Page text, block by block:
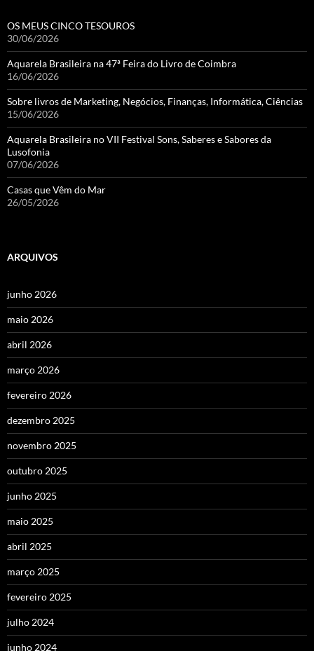
OS MEUS CINCO TESOUROS
30/06/2026
Aquarela Brasileira na 47ª Feira do Livro de Coimbra
16/06/2026
Sobre livros de Marketing, Negócios, Finanças, Informática, Ciências
15/06/2026
Aquarela Brasileira no VII Festival Sons, Saberes e Sabores da
Lusofonia
07/06/2026
Casas que Vêm do Mar
26/05/2026
ARQUIVOS
junho 2026
maio 2026
abril 2026
março 2026
fevereiro 2026
dezembro 2025
novembro 2025
outubro 2025
junho 2025
maio 2025
abril 2025
março 2025
fevereiro 2025
julho 2024
junho 2024